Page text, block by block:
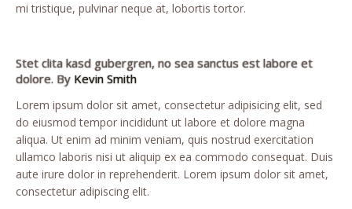
mi tristique, pulvinar neque at, lobortis tortor.
Stet clita kasd gubergren, no sea sanctus est labore et
dolore. By Kevin Smith
Lorem ipsum dolor sit amet, consectetur adipisicing elit, sed
do eiusmod tempor incididunt ut labore et dolore magna
aliqua. Ut enim ad minim veniam, quis nostrud exercitation
ullamco laboris nisi ut aliquip ex ea commodo consequat. Duis
aute irure dolor in reprehenderit. Lorem ipsum dolor sit amet,
consectetur adipiscing elit.